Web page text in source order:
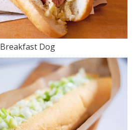
Breakfast Dog